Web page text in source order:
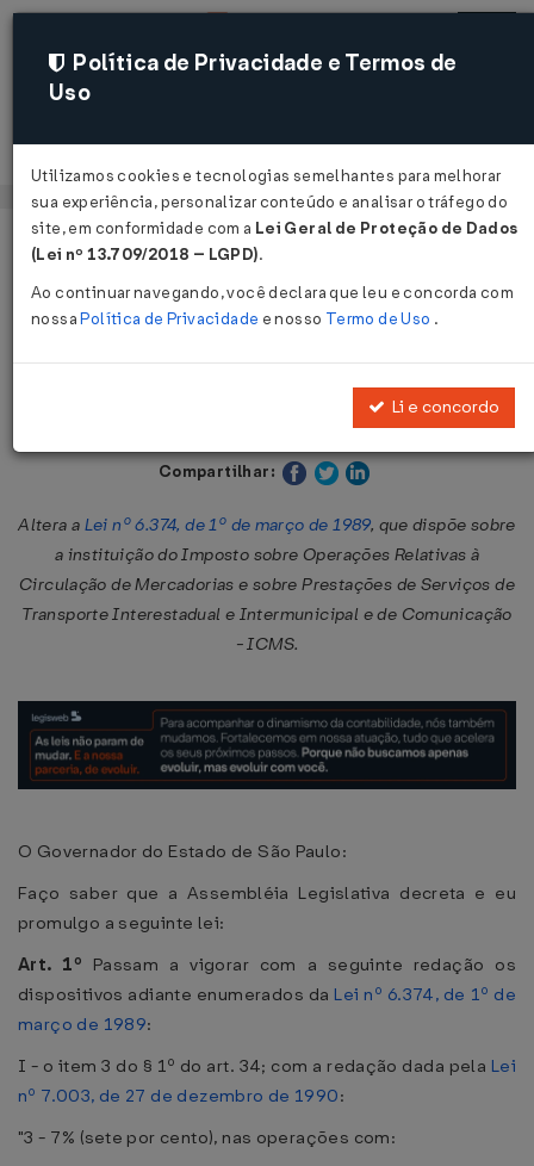
Acessar
Página Inicial Legislações
Lei nº 8.996 de 26/12/1994
Publicado no DOE - SP em 27 dez 1994
Compartilhar:
Altera a Lei nº 6.374, de 1º de março de 1989, que dispõe sobre
a instituição do Imposto sobre Operações Relativas à
Circulação de Mercadorias e sobre Prestações de Serviços de
Transporte Interestadual e Intermunicipal e de Comunicação
- ICMS.
O Governador do Estado de São Paulo:
Faço saber que a Assembléia Legislativa decreta e eu
promulgo a seguinte lei:
Art. 1º Passam a vigorar com a seguinte redação os
dispositivos adiante enumerados da Lei nº 6.374, de 1º de
março de 1989:
I - o item 3 do § 1º do art. 34; com a redação dada pela Lei
nº 7.003, de 27 de dezembro de 1990:
"3 - 7% (sete por cento), nas operações com:
Política de Privacidade e Termos de
Uso
Utilizamos cookies e tecnologias semelhantes para melhorar
sua experiência, personalizar conteúdo e analisar o tráfego do
site, em conformidade com a Lei Geral de Proteção de Dados
(Lei nº 13.709/2018 – LGPD).
Ao continuar navegando, você declara que leu e concorda com
nossaPolítica de Privacidade e nosso Termo de Uso .
Li e concordo